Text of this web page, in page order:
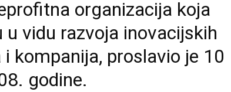
organizacija koja
vidu razvoja inovacijskih
kompanija, proslavio je 10
godine.